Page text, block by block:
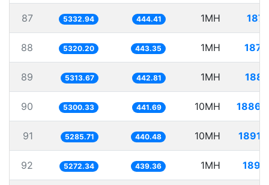
87 5332.94 444.41 1MH
88 5320.20 443.35 1MH
89 5313.67 442.81 1MH
90 5300.33 441.69 10MH
91 5285.71 440.48 10MH
92 5272.34 439.36 1MH